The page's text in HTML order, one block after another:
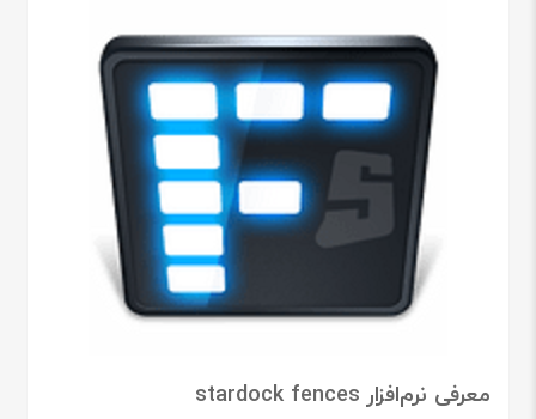
معرفی نرم‌افزار stardock fences